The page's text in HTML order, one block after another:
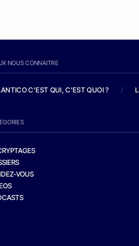
NOUS CONNAITRE
C'EST QUI, C'EST QUOI ? /
VOUS